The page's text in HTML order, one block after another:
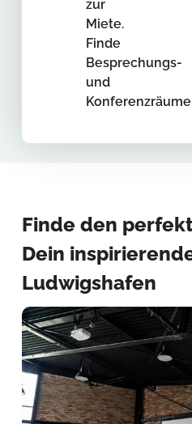
zur
Miete.
Finde
Besprechungs-
und
Finde den
Dein
Ludwigshafen